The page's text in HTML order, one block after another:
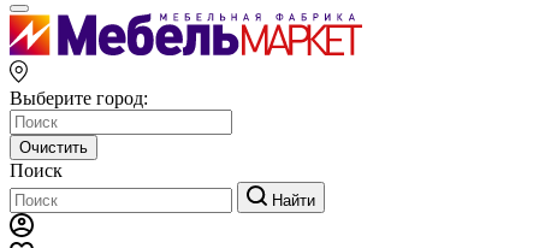
Выберите город:
Очистить
Поиск
Найти